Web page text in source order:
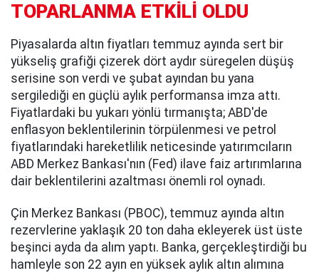
TOPARLANMA ETKİLİ OLDU
Piyasalarda altın fiyatları temmuz ayında sert bir
yükseliş grafiği çizerek dört aydır süregelen düşüş
serisine son verdi ve şubat ayından bu yana
sergilediği en güçlü aylık performansa imza attı.
Fiyatlardaki bu yukarı yönlü tırmanışta; ABD'de
enflasyon beklentilerinin törpülenmesi ve petrol
fiyatlarındaki hareketlilik neticesinde yatırımcıların
ABD Merkez Bankası'nın (Fed) ilave faiz artırımlarına
dair beklentilerini azaltması önemli rol oynadı.
Çin Merkez Bankası (PBOC), temmuz ayında altın
rezervlerine yaklaşık 20 ton daha ekleyerek üst üste
beşinci ayda da alım yaptı. Banka, gerçekleştirdiği bu
hamleyle son 22 ayın en yüksek aylık altın alımına